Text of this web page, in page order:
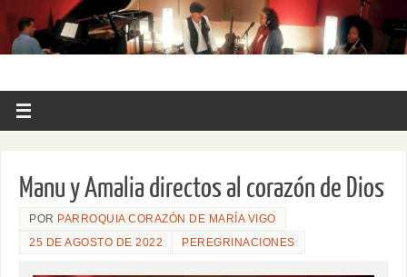
Manu y Amalia directos al corazón de Dios
POR PARROQUIA CORAZÓN DE MARÍA VIGO
25 DE AGOSTO DE 2022
PEREGRINACIONES